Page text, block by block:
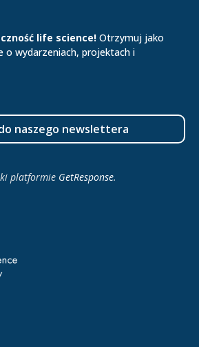
life science! Otrzymuj jako
o wydarzeniach, projektach i
do naszego newslettera
platformie GetResponse.